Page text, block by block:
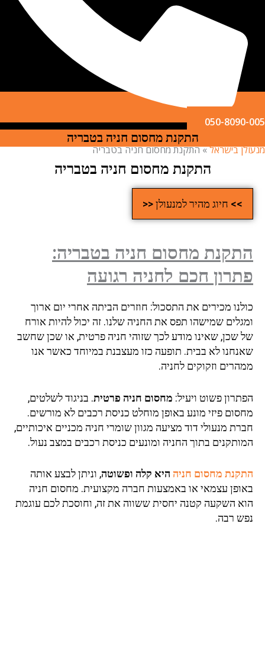
050-
התקנת מחסום חניה בטבריה
בישראל»התקנת מחסום חניה בטבריה
התקנת מחסום חניה בטבריה
>> חיוג מהיר למנעולן <<
מחסום חניה בטבריה:
חכם לחניה רגועה
מכירים את התסכול: חוזרים הביתה אחרי יום ארוך
שמישהו תפס את החניה שלנו. זה יכול להיות אורח
שכן, שאינו מודע לכך שזוהי חניה פרטית, או שכן שחשב
לא בבית. תופעה כזו מעצבנת במיוחד כאשר אנו
וזקוקים לחניה.
פשוט ויעיל:מחסום חניה פרטית. בניגוד לשלטים,
פיזי מונע באופן מוחלט כניסת רכבים לא מורשים.
מנעולי דוד מציעה מגוון שומרי חניה מכניים איכותיים,
בתוך החניה ומונעים כניסת רכבים במצב נעול.
מחסום חניה היא קלה ופשוטה, וניתן לבצע אותה
עצמאי או באמצעות חברה מקצועית. מחסום חניה
השקעה קטנה יחסית ששווה את זה, וחוסכת לכם עוגמת
רבה.